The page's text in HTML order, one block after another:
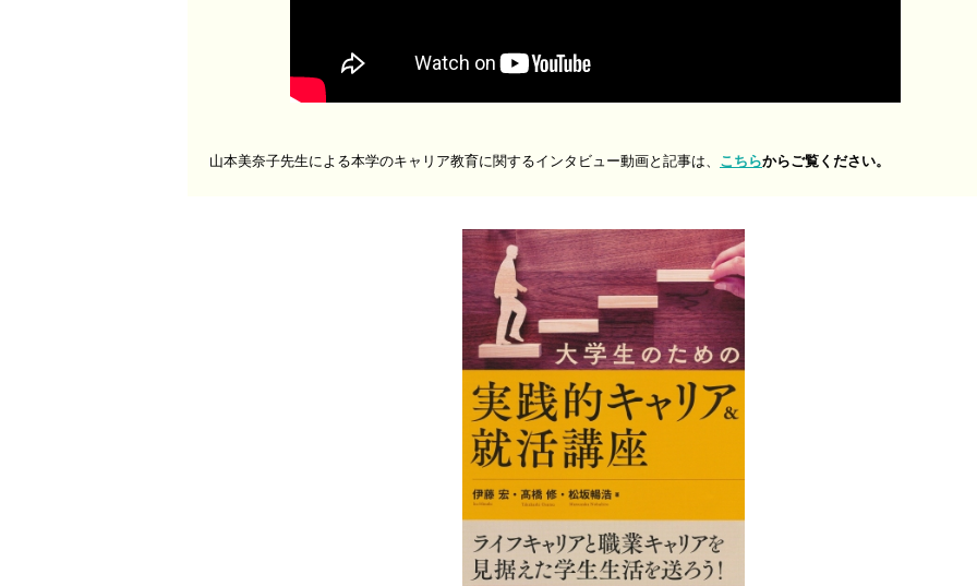
山本美奈子先生による本学のキャリア教育に関するインタビュー動画と記事は、 こちらからご覧ください。